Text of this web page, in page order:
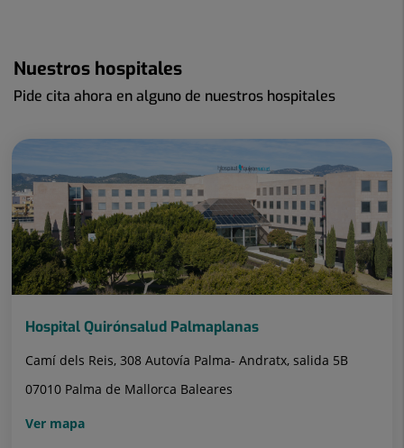
Nuestros hospitales
Pide cita ahora en alguno de nuestros hospitales
Hospital Quirónsalud Palmaplanas
Camí dels Reis, 308 Autovía Palma- Andratx, salida 5B
07010 Palma de Mallorca Baleares
Ver mapa